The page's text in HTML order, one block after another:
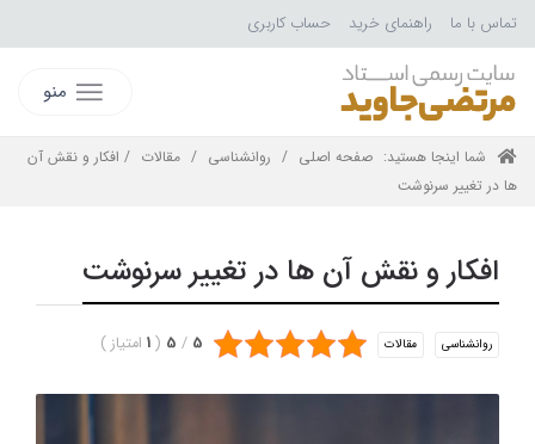
تماس با ما راهنمای خرید حساب کاربری
منو
شما اینجا هستید: صفحه اصلی / روانشناسی / مقالات / افکار و نقش آن
ها در تغییر سرنوشت
افکار و نقش آن ها در تغییر سرنوشت
روانشناسی مقالات 5
/
5
(
1 امتیاز)